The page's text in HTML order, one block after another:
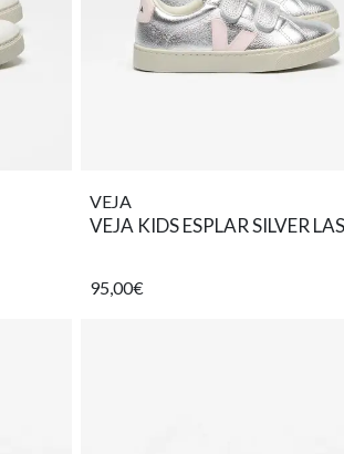
VEJA
VEJA KIDS ESPLAR SILVER
95,00€